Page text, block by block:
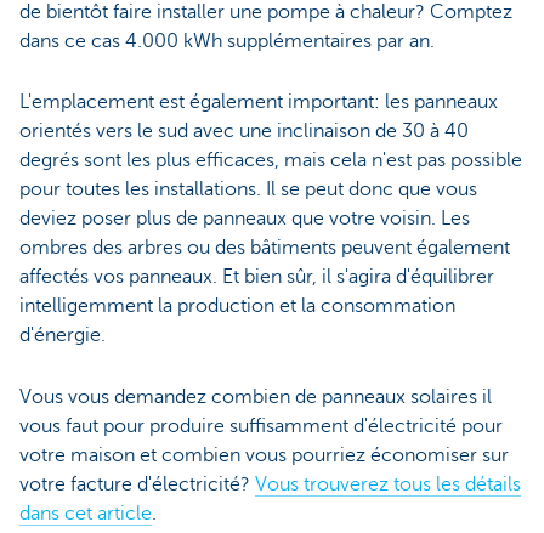
de bientôt faire installer une pompe à chaleur? Comptez
dans ce cas 4.000 kWh supplémentaires par an.
L'emplacement est également important: les panneaux
orientés vers le sud avec une inclinaison de 30 à 40
degrés sont les plus efficaces, mais cela n'est pas possible
pour toutes les installations. Il se peut donc que vous
deviez poser plus de panneaux que votre voisin. Les
ombres des arbres ou des bâtiments peuvent également
affectés vos panneaux. Et bien sûr, il s'agira d'équilibrer
intelligemment la production et la consommation
d'énergie.
Vous vous demandez combien de panneaux solaires il
vous faut pour produire suffisamment d'électricité pour
votre maison et combien vous pourriez économiser sur
votre facture d'électricité? Vous trouverez tous les détails
dans cet article.